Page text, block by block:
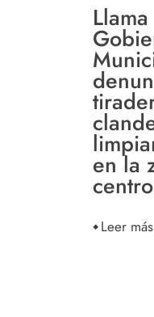
en la
centro
Leer más